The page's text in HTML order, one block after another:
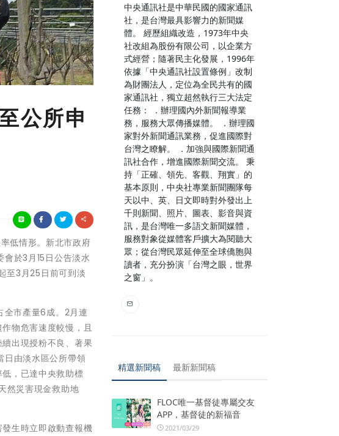
公所申
低情形。新北市政府
於3月15日公告淡水
至3月25日前可到淡
全市產量6成。2月連
物危害速度較慢，且
出現授粉不良、著果
日由淡水區公所帶領
，已達中央救助標
然災害現金救助地
生時立即啟動查報機
中央通訊社是中華民國的國家通訊
社，是台灣最具影響力的新聞媒
體。 經歷組織改造，1973年中央
社改組為股份有限公司，以企業方
式經營；隨著民主化發展，1996年
依據「中央通訊社設置條例」改制
為財團法人，定位為全民共有的國
家通訊社，獨立超然執行三大法定
任務： ．辦理國內外新聞報導業
務，服務大眾傳播媒體。 ．辦理國
家對外新聞通訊業務，促進國際對
台灣之瞭解。 ．加強與國際新聞通
訊社合作，增進國際新聞交流。 秉
持「正確、領先、客觀、翔實」的
基本原則，中央社專業新聞團隊每
天以中、英、日文即時對外發出上
千則新聞、照片、圖表、影音與資
訊，是台灣唯一多語文新聞媒體，
服務對象從媒體客戶擴大為閱聽大
眾；從台灣民眾延伸至全球僑胞與
讀者，充分扮演「台灣之眼，世界
之窗」。
精選新聞稿 最新新聞稿
FLOC唯一基督徒專屬交友
APP，基督徒的新福音
2021/03/29